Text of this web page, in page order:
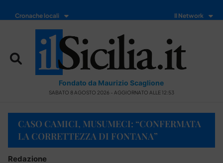
Cronache locali Il Network
Fondato da Maurizio Scaglione
SABATO 8 AGOSTO 2026 - AGGIORNATO ALLE 12:53
CASO CAMICI, MUSUMECI: “CONFERMATA
LA CORRETTEZZA DI FONTANA”
Redazione